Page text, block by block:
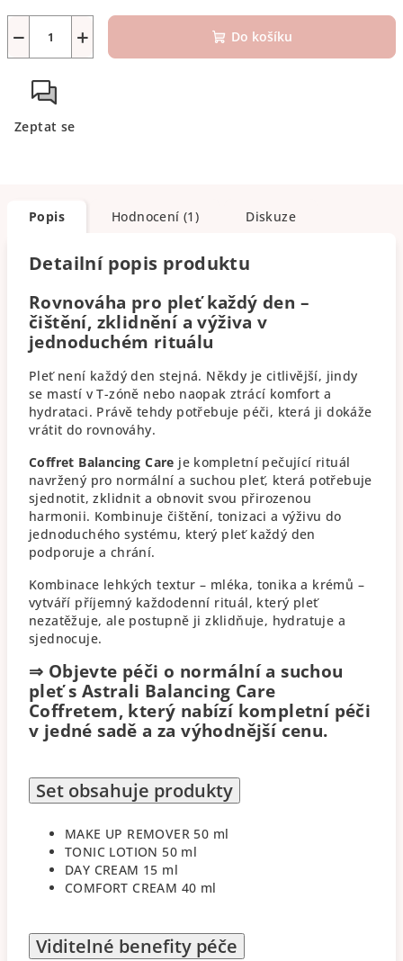
+
− Do košíku
Zeptat se
Popis Hodnocení (1) Diskuze
Detailní popis produktu
Rovnováha pro pleť každý den –
čištění, zklidnění a výživa v
jednoduchém rituálu
Pleť není každý den stejná. Někdy je citlivější, jindy
se mastí v T-zóně nebo naopak ztrácí komfort a
hydrataci. Právě tehdy potřebuje péči, která ji dokáže
vrátit do rovnováhy.
Coffret Balancing Care je kompletní pečující rituál
navržený pro normální a suchou pleť, která potřebuje
sjednotit, zklidnit a obnovit svou přirozenou
harmonii. Kombinuje čištění, tonizaci a výživu do
jednoduchého systému, který pleť každý den
podporuje a chrání.
Kombinace lehkých textur – mléka, tonika a krémů –
vytváří příjemný každodenní rituál, který pleť
nezatěžuje, ale postupně ji zklidňuje, hydratuje a
sjednocuje.
⇒ Objevte péči o normální a suchou
pleť s Astrali Balancing Care
Coffretem, který nabízí kompletní péči
v jedné sadě a za výhodnější cenu.
Set obsahuje produkty
MAKE UP REMOVER 50 ml
TONIC LOTION 50 ml
DAY CREAM 15 ml
COMFORT CREAM 40 ml
Viditelné benefity péče